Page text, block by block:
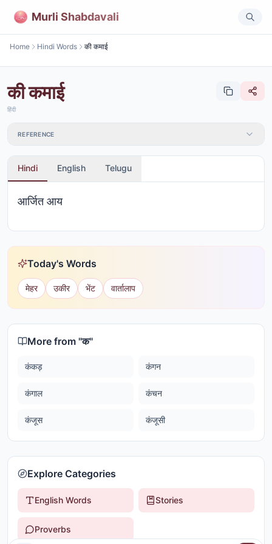
Murli Shabdavali
Home Hindi Words की कमाई
की कमाई
हिंदी
REFERENCE
Hindi English Telugu
आर्जित आय
Today's Words
मेहर उकीर भेंट वार्तालाप
More from "क"
कंकड़ कंगन
कंगाल कंचन
कंजूस कंजूसी
Explore Categories
English Words Stories
Proverbs